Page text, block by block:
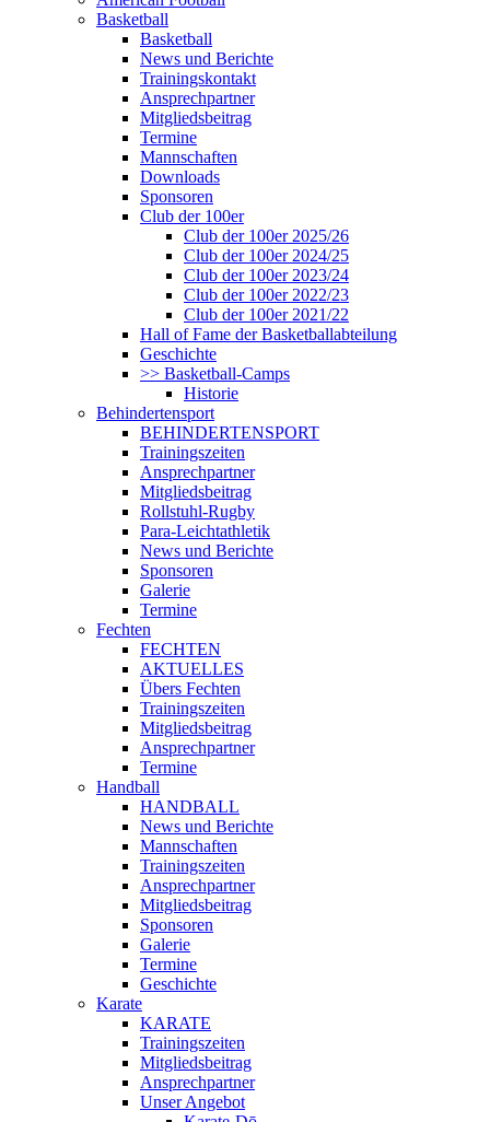
Basketball
Basketball
News und Berichte
Trainingskontakt
Ansprechpartner
Mitgliedsbeitrag
Termine
Mannschaften
Downloads
Sponsoren
Club der 100er
Club der 100er 2025/26
Club der 100er 2024/25
Club der 100er 2023/24
Club der 100er 2022/23
Club der 100er 2021/22
Hall of Fame der Basketballabteilung
Geschichte
>> Basketball-Camps
Historie
Behindertensport
BEHINDERTENSPORT
Trainingszeiten
Ansprechpartner
Mitgliedsbeitrag
Rollstuhl-Rugby
Para-Leichtathletik
News und Berichte
Sponsoren
Galerie
Termine
Fechten
FECHTEN
AKTUELLES
Übers Fechten
Trainingszeiten
Mitgliedsbeitrag
Ansprechpartner
Termine
Handball
HANDBALL
News und Berichte
Mannschaften
Trainingszeiten
Ansprechpartner
Mitgliedsbeitrag
Sponsoren
Galerie
Termine
Geschichte
Karate
KARATE
Trainingszeiten
Mitgliedsbeitrag
Ansprechpartner
Unser Angebot